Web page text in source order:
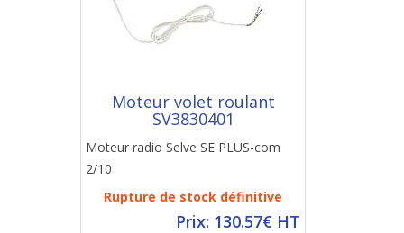
Moteur volet roulant
SV3830401
Moteur radio Selve SE PLUS-com
2/10
Rupture de stock définitive
Prix: 130.57€ HT